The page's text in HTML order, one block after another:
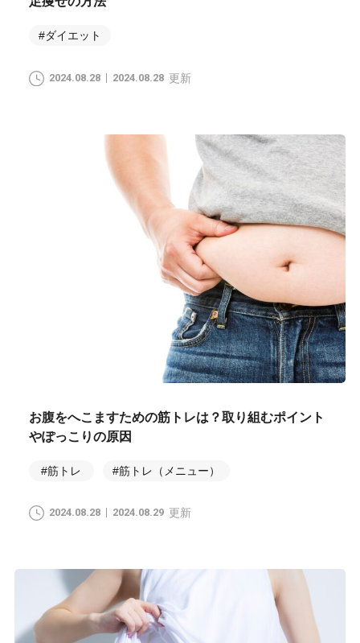
#ダイエット
2024.08.28 2024.08.28 更新
お腹をへこますための筋トレは？取り組むポイント
やぽっこりの原因
#筋トレ #筋トレ（メニュー）
2024.08.28 2024.08.29 更新